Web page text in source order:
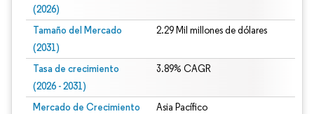
(2026)
Tamaño del Mercado
(2031)
2.29 Mil millones de dólares
Tasa de crecimiento
(2026 - 2031)
3.89% CAGR
Mercado de Crecimiento
Asia Pacífico